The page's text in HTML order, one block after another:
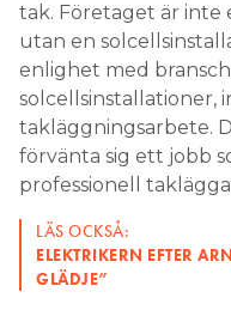
tak. Företaget är
utan en
enlighet med
solcellsinstallationer,
takläggningsarbete.
förvänta sig ett jobb
professionell
LÄS OCKSÅ:
ELEKTRIKERN EFTER
GLÄDJE”